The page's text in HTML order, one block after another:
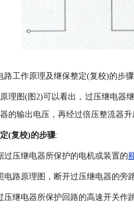
路工作原理及继保整定(复校)的步
理图(图2)可以看出，过压继电器
的输出电压，再经过倍压整流器升
(复校)的步骤:
过压继电器所保护的电机或装置的
电路原理图，断开过压继电器的旁
压继电器所保护回路的高速开关作